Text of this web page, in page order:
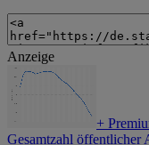
Anzeige
+
Gesamtzahl öffentlicher